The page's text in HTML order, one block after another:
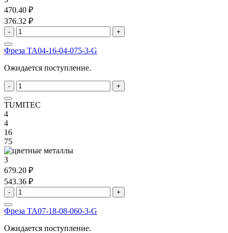
470.40 ₽
376.32 ₽
- +
Фреза TA04-16-04-075-3-G
Ожидается поступление.
- +
TUMITEC
4
4
16
75
3
679.20 ₽
543.36 ₽
- +
Фреза TA07-18-08-060-3-G
Ожидается поступление.